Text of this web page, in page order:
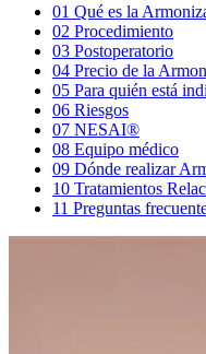
01 Qué es la
02 Procedimiento
03 Postoperatorio
04 Precio de la
05 Para quién está
06 Riesgos
07 NESAI®
08 Equipo médico
09 Dónde realizar
10 Tratamientos
11 Preguntas